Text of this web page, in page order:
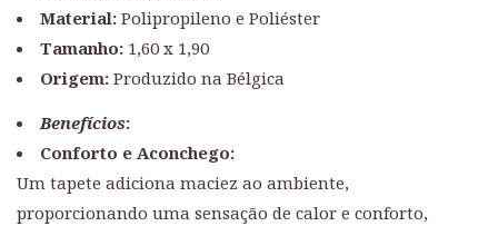
Material: Polipropileno e Poliéster
Tamanho: 1,60 x 1,90
Origem: Produzido na Bélgica
Benefícios:
Conforto e Aconchego:
Um tapete adiciona maciez ao ambiente,
proporcionando uma sensação de calor e conforto,